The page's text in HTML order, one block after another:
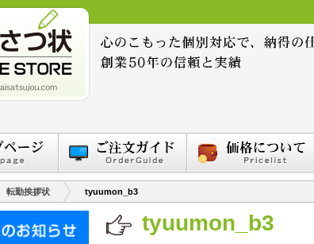
転勤挨拶状 tyuumon_b3
tyuumon_b3